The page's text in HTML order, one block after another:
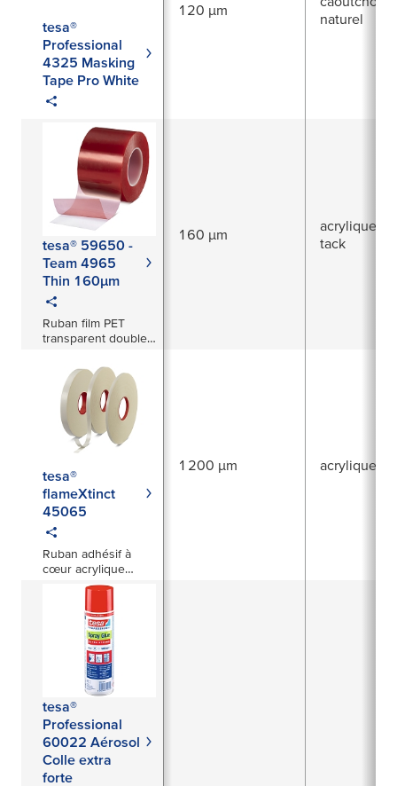
tesa®
Professional
4325 Masking
Tape Pro White
120 µm
naturel
tesa® 59650 -
Team 4965
Thin 160µm
Ruban film PET
transparent double
160 µm
acrylique à
tack
tesa®
flameXtinct
45065
Ruban adhésif à
cœur acrylique
ignifuge 1 200 µm
1 200 µm acrylique
tesa®
Professional
60022 Aérosol
Colle extra
forte